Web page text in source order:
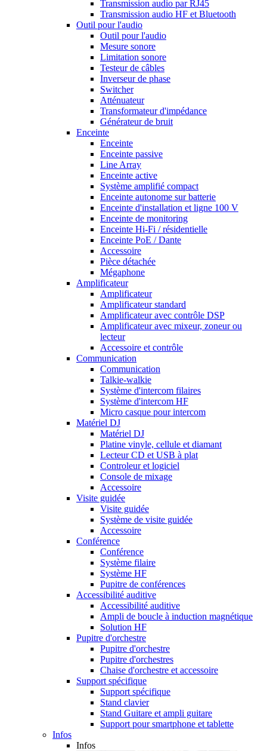
Transmission audio par RJ45
Transmission audio HF et Bluetooth
Outil pour l'audio
Outil pour l'audio
Mesure sonore
Limitation sonore
Testeur de câbles
Inverseur de phase
Switcher
Atténuateur
Transformateur d'impédance
Générateur de bruit
Enceinte
Enceinte
Enceinte passive
Line Array
Enceinte active
Système amplifié compact
Enceinte autonome sur batterie
Enceinte d'installation et ligne 100 V
Enceinte de monitoring
Enceinte Hi-Fi / résidentielle
Enceinte PoE / Dante
Accessoire
Pièce détachée
Mégaphone
Amplificateur
Amplificateur
Amplificateur standard
Amplificateur avec contrôle DSP
Amplificateur avec mixeur, zoneur ou
lecteur
Accessoire et contrôle
Communication
Communication
Talkie-walkie
Système d'intercom filaires
Système d'intercom HF
Micro casque pour intercom
Matériel DJ
Matériel DJ
Platine vinyle, cellule et diamant
Lecteur CD et USB à plat
Controleur et logiciel
Console de mixage
Accessoire
Visite guidée
Visite guidée
Système de visite guidée
Accessoire
Conférence
Conférence
Système filaire
Système HF
Pupitre de conférences
Accessibilité auditive
Accessibilité auditive
Ampli de boucle à induction magnétique
Solution HF
Pupitre d'orchestre
Pupitre d'orchestre
Pupitre d'orchestres
Chaise d'orchestre et accessoire
Support spécifique
Support spécifique
Stand clavier
Stand Guitare et ampli guitare
Support pour smartphone et tablette
Infos
Infos